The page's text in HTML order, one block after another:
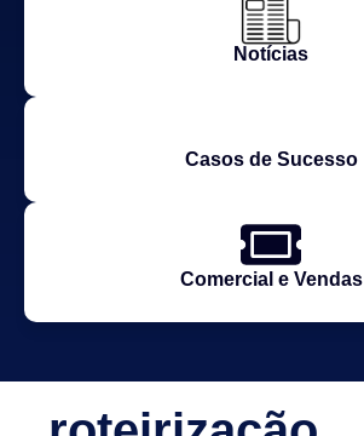
Notícias
Casos de Sucesso
Comercial e Vendas